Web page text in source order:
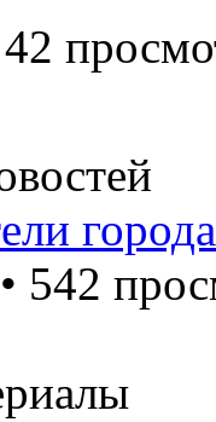
42
• 542